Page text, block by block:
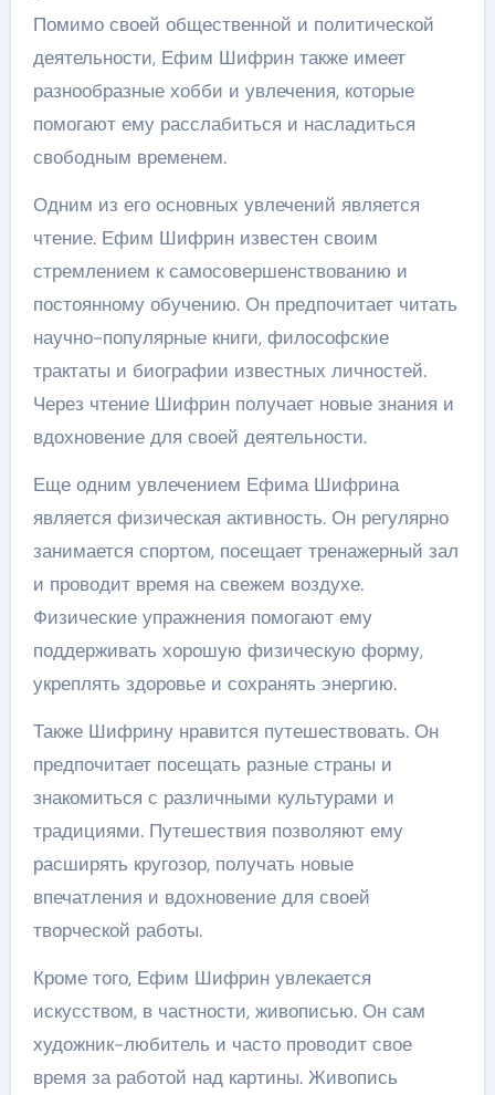
Помимо своей общественной и политической
деятельности, Ефим Шифрин также имеет
разнообразные хобби и увлечения, которые
помогают ему расслабиться и насладиться
свободным временем.
Одним из его основных увлечений является
чтение. Ефим Шифрин известен своим
стремлением к самосовершенствованию и
постоянному обучению. Он предпочитает читать
научно-популярные книги, философские
трактаты и биографии известных личностей.
Через чтение Шифрин получает новые знания и
вдохновение для своей деятельности.
Еще одним увлечением Ефима Шифрина
является физическая активность. Он регулярно
занимается спортом, посещает тренажерный зал
и проводит время на свежем воздухе.
Физические упражнения помогают ему
поддерживать хорошую физическую форму,
укреплять здоровье и сохранять энергию.
Также Шифрину нравится путешествовать. Он
предпочитает посещать разные страны и
знакомиться с различными культурами и
традициями. Путешествия позволяют ему
расширять кругозор, получать новые
впечатления и вдохновение для своей
творческой работы.
Кроме того, Ефим Шифрин увлекается
искусством, в частности, живописью. Он сам
художник-любитель и часто проводит свое
время за работой над картины. Живопись